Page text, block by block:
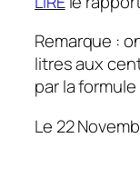
Remarque :
litres aux
par la
Le 22